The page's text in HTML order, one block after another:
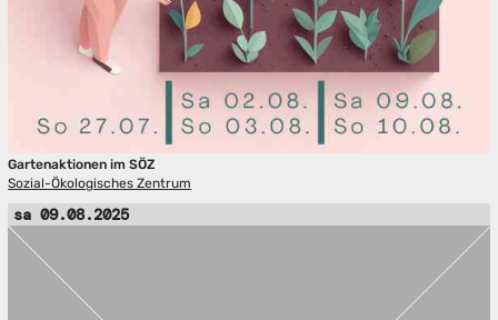
Gartenaktionen im SÖZ
Sozial-Ökologisches Zentrum
sa 09.08.2025